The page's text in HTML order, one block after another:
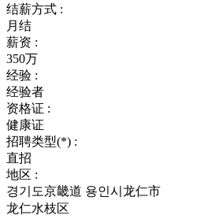
结薪方式 :
月结
薪资 :
350万
经验 :
经验者
资格证 :
健康证
招聘类型(*) :
直招
地区 :
경기도京畿道 용인시龙仁市
龙仁水枝区